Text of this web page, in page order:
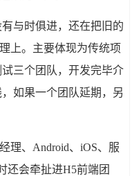
与时俱进，还在把旧的
上。主要体现为传统项
三个团队，开发完毕介
如果一个团队延期，另
理、Android、iOS、服
还会牵扯进H5前端团